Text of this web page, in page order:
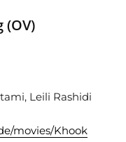
(OV)
Leili Rashidi
movies/Khook